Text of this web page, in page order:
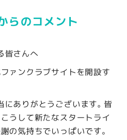
らのコメント
皆さんへ
ァンクラブサイトを開設す
ありがとうございます。皆
うして新たなスタートライ
の気持ちでいっぱいです。